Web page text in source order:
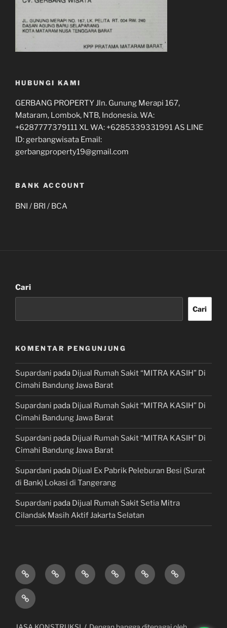
HUBUNGI KAMI
GERBANG PROPERTY Jln. Gunung Merapi 167,
Mataram, Lombok, NTB, Indonesia. WA:
+6287777379111 XL WA: +6285339331991 AS LINE
ID: gerbangwisata Email:
gerbangproperty19@gmail.com
BANK ACCOUNT
BNI / BRI / BCA
Cari
Cari
KOMENTAR PENGUNJUNG
Supardani pada Dijual Rumah Sakit “MITRA KASIH” Di
Cimahi Bandung Jawa Barat
Supardani pada Dijual Rumah Sakit “MITRA KASIH” Di
Cimahi Bandung Jawa Barat
Supardani pada Dijual Rumah Sakit “MITRA KASIH” Di
Cimahi Bandung Jawa Barat
Supardani pada Dijual Ex Pabrik Peleburan Besi (Surat
di Bank) Lokasi di Tangerang
Supardani pada Dijual Rumah Sakit Setia Mitra
Cilandak Masih Aktif Jakarta Selatan
TANAH
DIJUAL
RUMAH
DIJUAL
HOTEL
&
LAHAN
/
KONSULTAN
PROPERTY
JUAL,
BELI
MOBIL
JASA
KONSTRUKSI